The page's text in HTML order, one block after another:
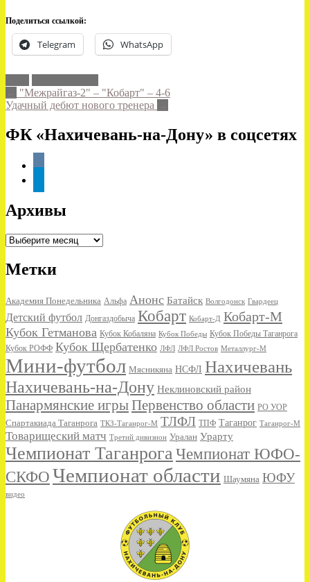
Поделиться ссылкой:
Telegram WhatsApp
Post
navigation
"Межрайгаз-2" – "Кобарт" – 4-6
Удачный дебют нового тренера
ФК «Нахичевань-на-Дону» в соцсетях
Архивы
Архивы
Метки
Академия Понедельника Альфа Анонс Батайск Волгодонск Гвардеец
Детский футбол Донгаздобыча Кобарт Кобарт-Д Кобарт-М
Кубок Гетманова Кубок Кобаляна Кубок Победы Кубок Победы Таганрога
Кубок РОФФ Кубок Щербатенко ЛФЛ ЛФЛ Ростов Металлург-М
Мини-футбол Мясникяна НСФЛ Нахичевань
Нахичевань-на-Дону Неклиновский район
Панармянские игрыПервенство области РО УОР
Спартакиада Таганрога ТКЗ-Таганрог-М ТЛФЛ ТПФ Таганрог Таганрог-М
Товарищеский матч Третий дивизион Уралан Урарту
Чемпионат ТаганрогаЧемпионат ЮФО-
СКФОЧемпионат области Шаумяна ЮФУ
видео